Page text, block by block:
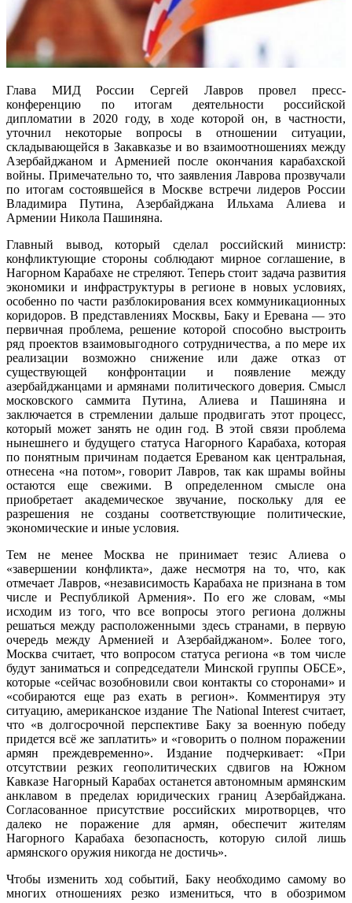
Глава МИД России Сергей Лавров провел пресс-
конференцию по итогам деятельности российской
дипломатии в 2020 году, в ходе которой он, в частности,
уточнил некоторые вопросы в отношении ситуации,
складывающейся в Закавказье и во взаимоотношениях между
Азербайджаном и Арменией после окончания карабахской
войны. Примечательно то, что заявления Лаврова прозвучали
по итогам состоявшейся в Москве встречи лидеров России
Владимира Путина, Азербайджана Ильхама Алиева и
Армении Никола Пашиняна.
Главный вывод, который сделал российский министр:
конфликтующие стороны соблюдают мирное соглашение, в
Нагорном Карабахе не стреляют. Теперь стоит задача развития
экономики и инфраструктуры в регионе в новых условиях,
особенно по части разблокирования всех коммуникационных
коридоров. В представлениях Москвы, Баку и Еревана — это
первичная проблема, решение которой способно выстроить
ряд проектов взаимовыгодного сотрудничества, а по мере их
реализации возможно снижение или даже отказ от
существующей конфронтации и появление между
азербайджанцами и армянами политического доверия. Смысл
московского саммита Путина, Алиева и Пашиняна и
заключается в стремлении дальше продвигать этот процесс,
который может занять не один год. В этой связи проблема
нынешнего и будущего статуса Нагорного Карабаха, которая
по понятным причинам подается Ереваном как центральная,
отнесена «на потом», говорит Лавров, так как шрамы войны
остаются еще свежими. В определенном смысле она
приобретает академическое звучание, поскольку для ее
разрешения не созданы соответствующие политические,
экономические и иные условия.
Тем не менее Москва не принимает тезис Алиева о
«завершении конфликта», даже несмотря на то, что, как
отмечает Лавров, «независимость Карабаха не признана в том
числе и Республикой Армения». По его же словам, «мы
исходим из того, что все вопросы этого региона должны
решаться между расположенными здесь странами, в первую
очередь между Арменией и Азербайджаном». Более того,
Москва считает, что вопросом статуса региона «в том числе
будут заниматься и сопредседатели Минской группы ОБСЕ»,
которые «сейчас возобновили свои контакты со сторонами» и
«собираются еще раз ехать в регион». Комментируя эту
ситуацию, американское издание The National Interest считает,
что «в долгосрочной перспективе Баку за военную победу
придется всё же заплатить» и «говорить о полном поражении
армян преждевременно». Издание подчеркивает: «При
отсутствии резких геополитических сдвигов на Южном
Кавказе Нагорный Карабах останется автономным армянским
анклавом в пределах юридических границ Азербайджана.
Согласованное присутствие российских миротворцев, что
далеко не поражение для армян, обеспечит жителям
Нагорного Карабаха безопасность, которую силой лишь
армянского оружия никогда не достичь».
Чтобы изменить ход событий, Баку необходимо самому во
многих отношениях резко измениться, что в обозримом